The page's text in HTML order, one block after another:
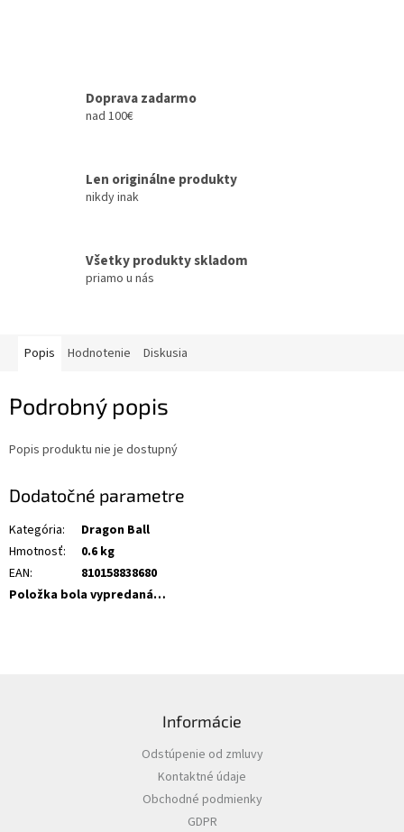
Doprava zadarmo
nad 100€
Len originálne produkty
nikdy inak
Všetky produkty skladom
priamo u nás
Popis Hodnotenie Diskusia
Podrobný popis
Popis produktu nie je dostupný
Dodatočné parametre
Kategória:
Dragon Ball
Hmotnosť:
0.6 kg
EAN:
810158838680
Položka bola vypredaná…
Informácie
Odstúpenie od zmluvy
Kontaktné údaje
Obchodné podmienky
GDPR